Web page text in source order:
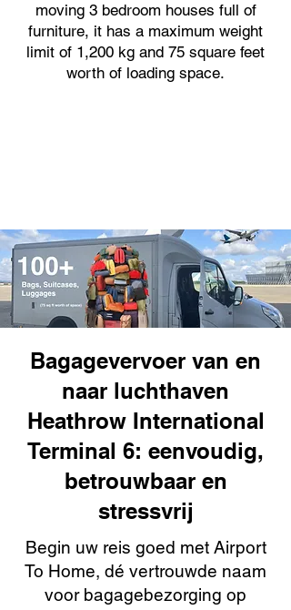
moving 3 bedroom houses full of
furniture, it has a maximum weight
limit of 1,200 kg and 75 square feet
worth of loading space.
Bagagevervoer van en
naar luchthaven
Heathrow International
Terminal 6: eenvoudig,
betrouwbaar en
stressvrij
Begin uw reis goed met Airport
To Home, dé vertrouwde naam
voor bagagebezorging op